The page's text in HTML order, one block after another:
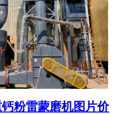
粉雷蒙磨机图片价